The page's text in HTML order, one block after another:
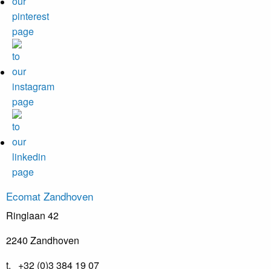
Ecomat Zandhoven
Ringlaan 42
2240 Zandhoven
t. +32 (0)3 384 19 07